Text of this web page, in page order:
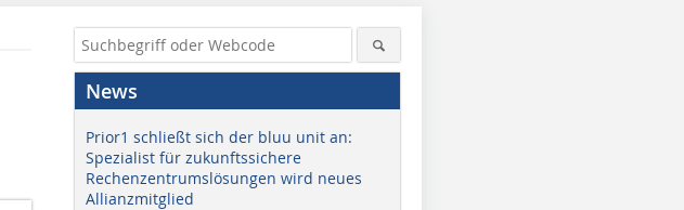
News
Prior1 schließt sich der bluu unit an:
Spezialist für zukunftssichere
Rechenzentrumslösungen wird neues
Allianzmitglied